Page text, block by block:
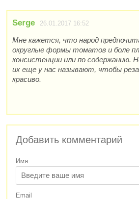
Serge 26.01.2017 16:52
Мне кажется, что народ
округлые формы томатов и боле
консистенции или по содержанию.
их еще у нас называют, чтобы
красиво.
Добавить комментарий
Имя
Email